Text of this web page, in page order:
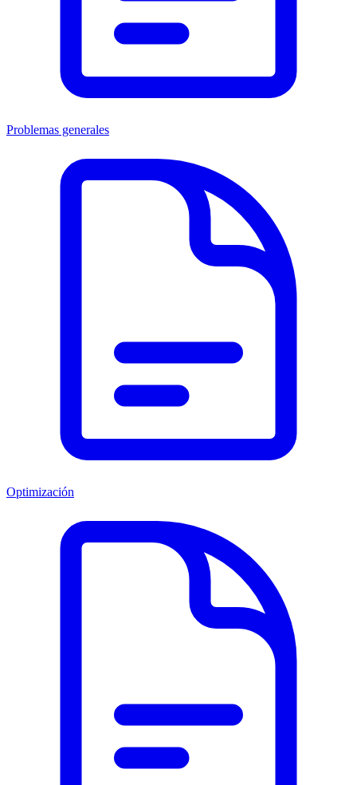
Problemas generales
Optimización